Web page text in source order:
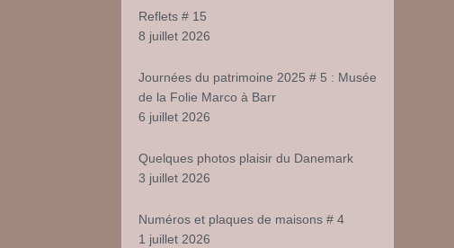
Reflets # 15
8 juillet 2026
Journées du patrimoine 2025 # 5 : Musée
de la Folie Marco à Barr
6 juillet 2026
Quelques photos plaisir du Danemark
3 juillet 2026
Numéros et plaques de maisons # 4
1 juillet 2026